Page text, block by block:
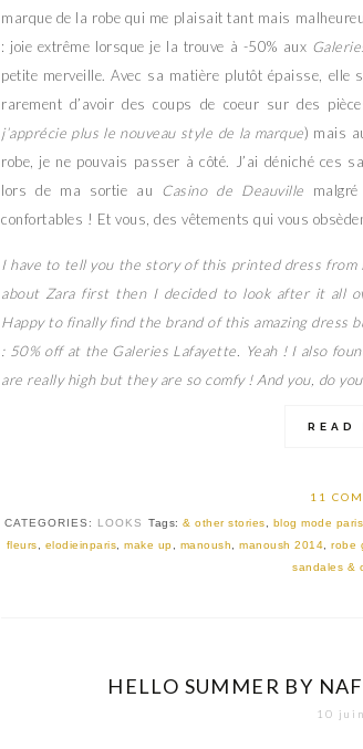
marque de la robe qui me plaisait tant mais
: joie extrême lorsque je la trouve à -50% aux
petite merveille. Avec sa matière plutôt épaisse, elle
rarement d’avoir des coups de coeur sur des
j’apprécie plus le nouveau style de la marque) mais
robe, je ne pouvais passer à côté. J’ai déniché ces
lors de ma sortie au Casino de Deauville
confortables ! Et vous, des vêtements qui vous
I have to tell you the story of this printed dress
about Zara first then I decided to look after it all
Happy to finally find the brand of this amazing dress
: 50% off at the Galeries Lafayette. Yeah ! I also
are really high but they are so comfy ! And you, do
READ
11
CATEGORIES: LOOKS Tags: & other stories blog mode paris
fleurs
elodieinparis make up manoush manoush 2014 robe
sandales &
HELLO SUMMER BY
10